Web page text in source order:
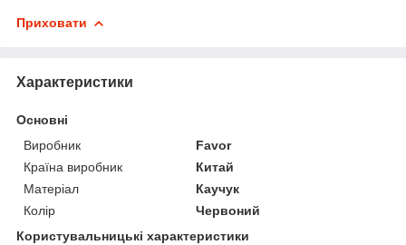
Приховати
Характеристики
Основні
Виробник
Favor
Країна виробник
Китай
Матеріал
Каучук
Колір
Червоний
Користувальницькі характеристики